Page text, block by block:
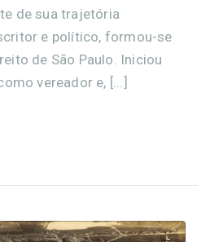
de sua trajetória
e político, formou-se
de São Paulo. Iniciou
vereador e, [...]